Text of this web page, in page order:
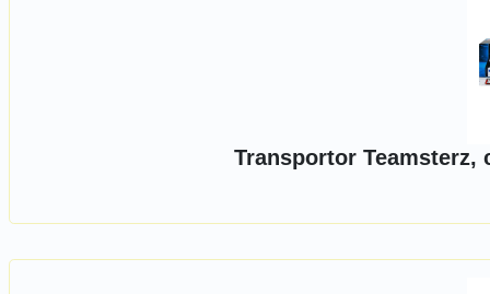
Transportor